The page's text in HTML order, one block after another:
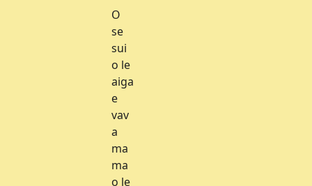
O
se
sui
o le
aiga
e
vav
a
ma
ma
o le